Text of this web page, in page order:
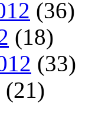
(36)
(18)
(33)
(21)